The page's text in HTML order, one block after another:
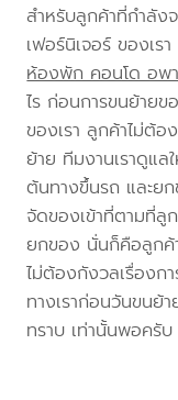
สำหรับลูกค้าที่กำลัง
เฟอร์นิเจอร์ ของเ
ห้องพัก คอนโด อพ
ไร ก่อนการขนย้ายข
ของเรา ลูกค้าไม่ต้อ
ย้าย ทีมงานเราดูแล
ต้นทางขึ้นรถ และย
จัดของเข้าที่ตามที่ลู
ยกของ นั่นก็คือลูกค้
ไม่ต้องกังวลเรื่องก
ทางเราก่อนวันขนย้
ทราบ เท่านั้นพอครั